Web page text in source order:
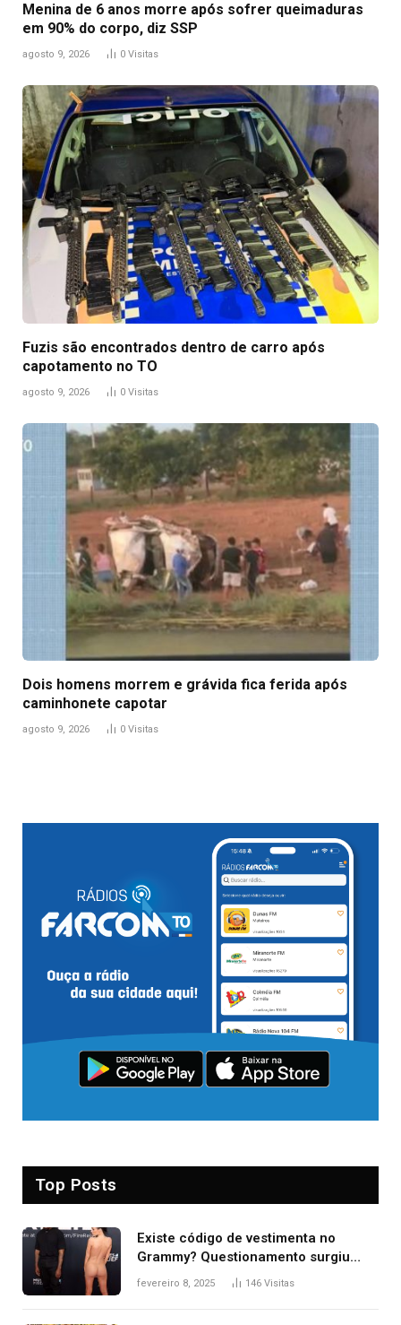
Menina de 6 anos morre após sofrer queimaduras
em 90% do corpo, diz SSP
agosto 9, 2026 0 Visitas
Fuzis são encontrados dentro de carro após
capotamento no TO
agosto 9, 2026 0 Visitas
Dois homens morrem e grávida fica ferida após
caminhonete capotar
agosto 9, 2026 0 Visitas
Top Posts
Existe código de vestimenta no
Grammy? Questionamento surgiu
após Bianca Censori, mulher de
fevereiro 8, 2025 146 Visitas